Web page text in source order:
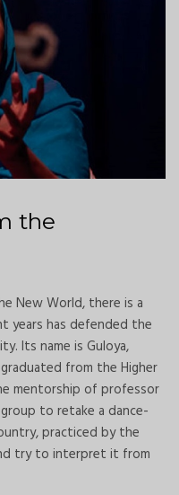
the
New World, there is a
has defended the
Its name is Guloya,
from the Higher
mentorship of professor
to retake a dance-
practiced by the
try to interpret it from